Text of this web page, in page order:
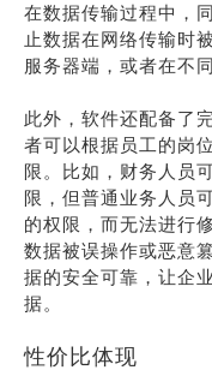
在数据传输过程中，
止数据在网络传输时
服务器端，或者在不
此外，软件还配备了
者可以根据员工的岗
限。比如，财务人员
限，但普通业务人员
的权限，而无法进行
数据被误操作或恶意
据的安全可靠，让企
据。
性价比体现